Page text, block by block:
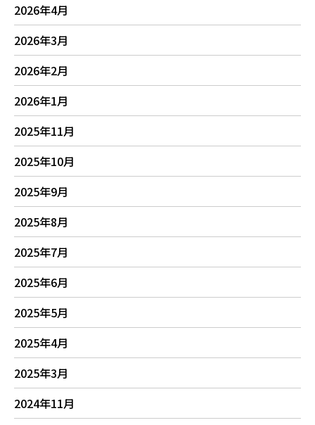
2026年4月
2026年3月
2026年2月
2026年1月
2025年11月
2025年10月
2025年9月
2025年8月
2025年7月
2025年6月
2025年5月
2025年4月
2025年3月
2024年11月